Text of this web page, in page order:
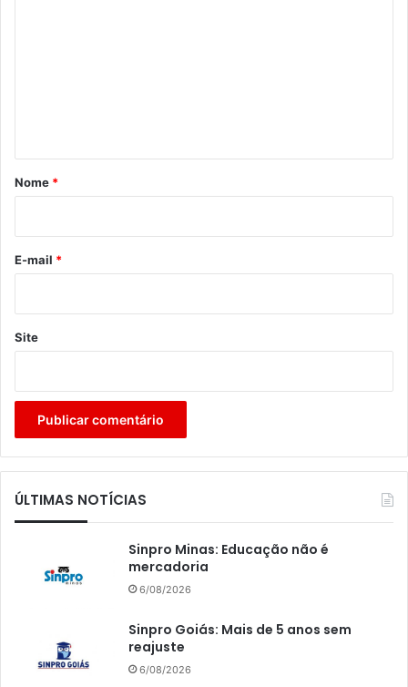
r
*
Nome *
E-mail *
Site
ÚLTIMAS NOTÍCIAS
Sinpro Minas: Educação não é
mercadoria
6/08/2026
Sinpro Goiás: Mais de 5 anos sem
reajuste
6/08/2026